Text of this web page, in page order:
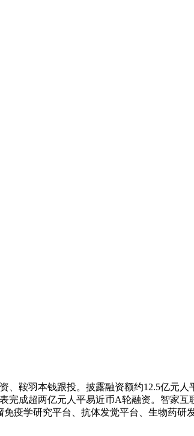
羽本钱跟投。披露融资额约12.5亿元人
成超两亿元人平易近币A轮融资。智家
疫学研究平台、抗体发觉平台、生物药